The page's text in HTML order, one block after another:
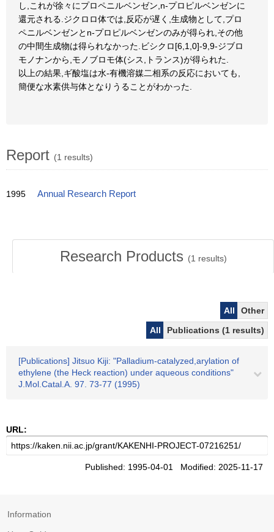
し,これが徐々にプロペニルベンゼン,n-プロピルベンゼンに
還元される.ジクロロ体では,反応が遅く,生成物として,プロ
ペニルベンゼンとn-プロピルベンゼンのみが得られ,その他
の中間生成物は得られなかった.ビシクロ[6,1,0]-9,9-ジブロ
モノナンから,モノブロモ体(シス,トランス)が得られた.
以上の結果,ギ酸塩は水-有機溶媒二相系の反応においても,
簡便な水素供与体となりうることがわかった.
Report (1 results)
1995 Annual Research Report
Research Products (1 results)
All
Other
All
Publications (1 results)
[Publications] Jitsuo Kiji: "Palladium-catalyzed,arylation of
ethylene (the Heck reaction) under aqueous conditions"
J.Mol.Catal.A. 97. 73-77 (1995)
URL:
Published: 1995-04-01 Modified: 2025-11-17
Information